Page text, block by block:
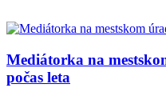
Mediátorka na
počas leta